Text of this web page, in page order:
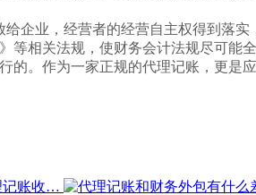
企业，经营者的经营自主权得到落实
相关法规，使财务会计法规尽可能
。作为一家正规的代理记账，更是
记账收…